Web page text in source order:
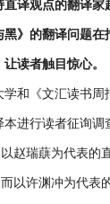
直译观点的翻译
黑》的翻译问题
读者触目惊心。
《文汇读书周
本进行读者征询
赵瑞蕻为代表的
而以许渊冲为代表